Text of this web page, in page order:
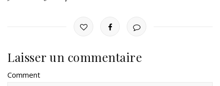
Laisser un commentaire
Comment